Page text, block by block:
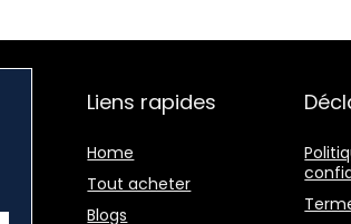
Liens rapides
Home
Tout acheter
Blogs